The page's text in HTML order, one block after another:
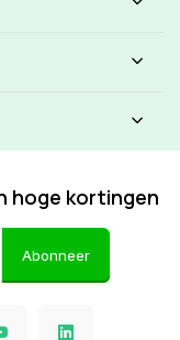
hoge kortingen
Abonneer